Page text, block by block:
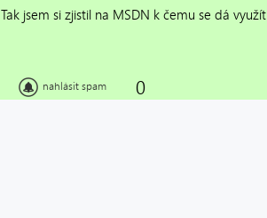
Tak jsem si zjistil na MSDN k čemu se dá
nahlásit spam 0